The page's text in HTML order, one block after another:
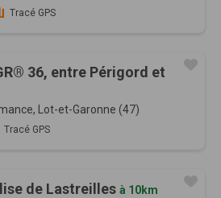
Tracé GPS
36, entre Périgord et
Lot-et-Garonne (47)
Tracé GPS
de Lastreilles à 10km